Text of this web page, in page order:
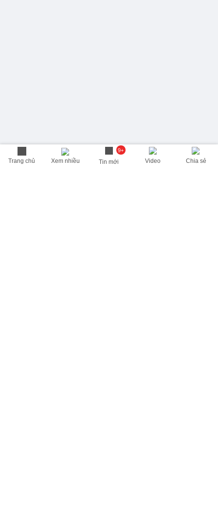
Trang chủ Xem nhiều
9+
Tin mới Video Chia sẻ